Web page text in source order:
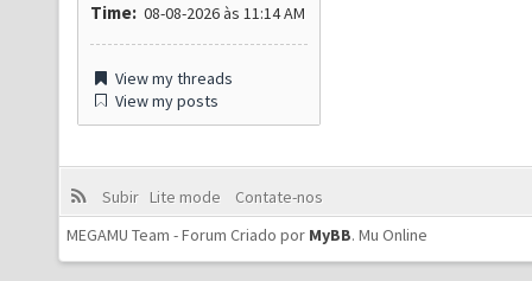
Time: 08-08-2026 às 11:14 AM
View my threads
View my posts
Subir Lite mode
Contate-nos
MEGAMU Team - Forum Criado por MyBB. Mu Online